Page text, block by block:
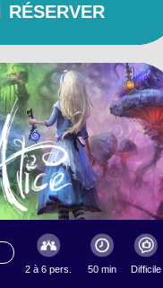
RÉSERVER
2 à 6 pers. 50 min Difficile